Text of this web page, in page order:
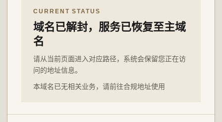
CURRENT STATUS
域名已解封，服务已恢复至主域
名
请从当前页面进入对应路径，系统会保留您正在访
问的地址信息。
本域名已无相关业务，请前往合规地址使用